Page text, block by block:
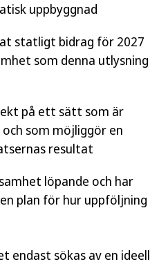
uppbyggnad
statligt bidrag för 2027
som denna utlysning
på ett sätt som är
som möjliggör en
resultat
löpande och har
plan för hur uppföljning
endast sökas av en ideell